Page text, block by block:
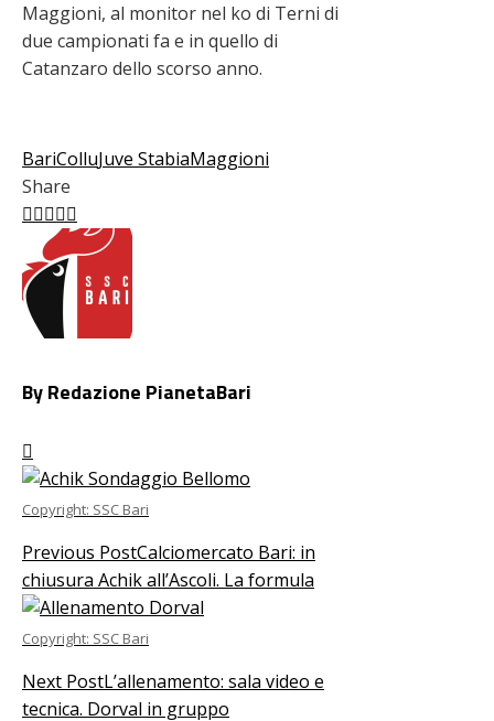
Maggioni, al monitor nel ko di Terni di
due campionati fa e in quello di
Catanzaro dello scorso anno.
BariColluJuve StabiaMaggioni
Share
Facebook
Twitter
LinkedIn
Pinterest
Stumbleupon
By Redazione PianetaBari
Copyright: SSC Bari
Previous PostCalciomercato Bari: in
chiusura Achik all’Ascoli. La formula
Copyright: SSC Bari
Next PostL’allenamento: sala video e
tecnica. Dorval in gruppo